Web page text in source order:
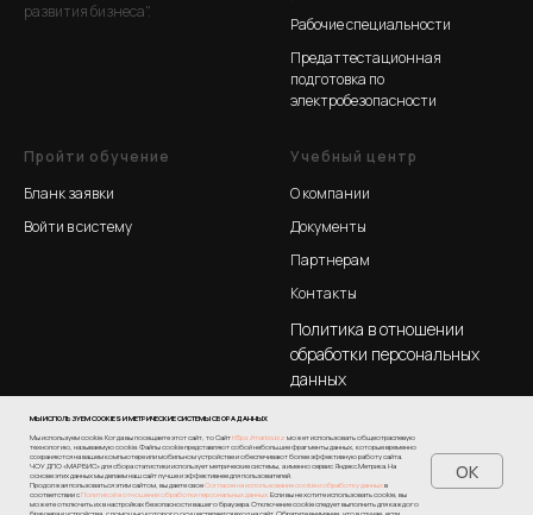
развития бизнеса".
Рабочие специальности
Предаттестационная
подготовка по
электробезопасности
Пройти обучение
Бланк заявки
Войти в систему
Учебный центр
О компании
Документы
Партнерам
Контакты
Политика в отношении
обработки персональных
данных
МЫ ИСПОЛЬЗУЕМ COOKIES И МЕТРИЧЕСКИЕ СИСТЕМЫ СБОРА ДАННЫХ
Мы используем cookie. Когда вы посещаете этот сайт, то Сайтhttps://marbis.biz может использовать общеотраслевую
технологию, называемую cookie. Файлы cookie представляют собой небольшие фрагменты данных, которые временно
сохраняются на вашем компьютере или мобильном устройстве и обеспечивают более эффективную работу сайта.
ЧОУ ДПО «МАРБИС» для сбора статистики использует метрические системы, а именно сервис Яндекс.Метрика. На
основе этих данных мы делаем наш сайт лучше и эффективнее для пользователей.
Продолжая пользоваться этим сайтом, вы даете своеСогласие на использование cookie и обработку данныхв
соответствии сПолитикой в отношении обработки персональных данных.Если вы не хотите использовать cookie, вы
можете отключить их в настройках безопасности вашего браузера. Отключение cookie следует выполнить для каждого
OK
Made on Tilda